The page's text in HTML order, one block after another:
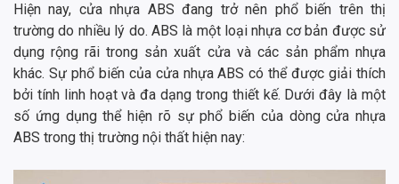
Hiện nay, cửa nhựa ABS đang trở nên phổ biến trên thị
trường do nhiều lý do. ABS là một loại nhựa cơ bản được sử
dụng rộng rãi trong sản xuất cửa và các sản phẩm nhựa
khác. Sự phổ biến của cửa nhựa ABS có thể được giải thích
bởi tính linh hoạt và đa dạng trong thiết kế. Dưới đây là một
số ứng dụng thể hiện rõ sự phổ biến của dòng cửa nhựa
ABS trong thị trường nội thất hiện nay: